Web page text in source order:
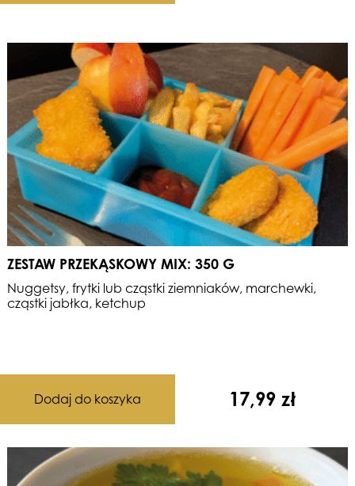
ZESTAW PRZEKĄSKOWY MIX: 350 G
Nuggetsy, frytki lub cząstki ziemniaków, marchewki,
cząstki jabłka, ketchup
17,99 zł
Dodaj do koszyka